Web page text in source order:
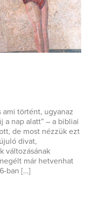
ami történt, ugyanaz
a nap alatt” – a bibliai
de most nézzük ezt
divat,
változásának
már hetvenhat
ban […]